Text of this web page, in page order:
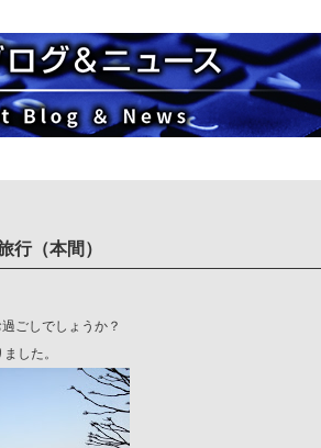
行（本間）
ごしでしょうか？
した。